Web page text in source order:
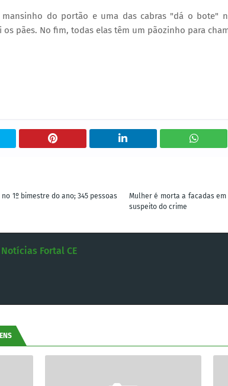
mansinho do portão e uma das cabras "dá o bote"
pães. No fim, todas elas têm um pãozinho para
Mulher é morta a facadas
suspeito do crime
1º bimestre do ano; 345 pessoas
Notícias Fortal CE